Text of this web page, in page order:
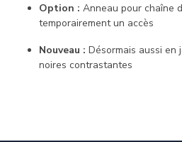
Option : Anneau pour chaîne
temporairement un accès
Nouveau : Désormais aussi en
noires contrastantes